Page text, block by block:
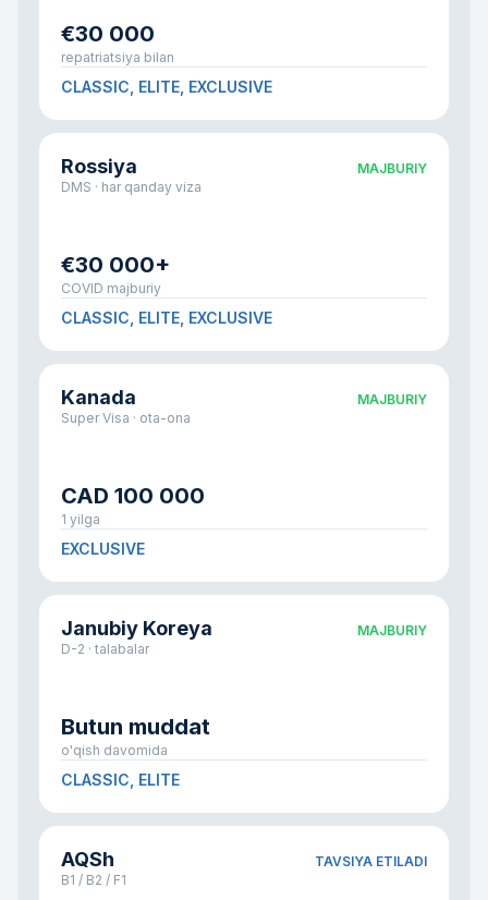
€30 000
repatriatsiya bilan
CLASSIC, ELITE, EXCLUSIVE
Rossiya
MAJBURIY
DMS · har qanday viza
€30 000+
COVID majburiy
CLASSIC, ELITE, EXCLUSIVE
Kanada
MAJBURIY
Super Visa · ota-ona
CAD 100 000
1 yilga
EXCLUSIVE
Janubiy Koreya
MAJBURIY
D-2 · talabalar
Butun muddat
o'qish davomida
CLASSIC, ELITE
AQSh
TAVSIYA ETILADI
B1 / B2 / F1